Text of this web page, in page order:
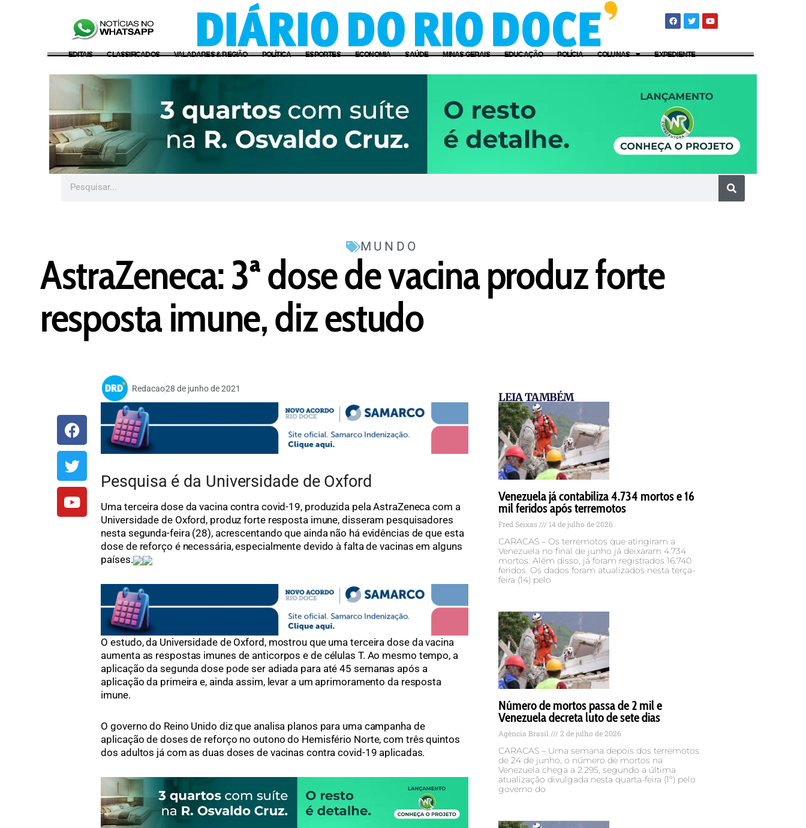
EDITAIS CLASSIFICADOS VALADARES & REGIÃO POLÍTICA ESPORTES ECONOMIA SAÚDE MINAS GERAIS EDUCAÇÃO POLÍCIA COLUNAS EXPEDIENTE
MUNDO
AstraZeneca: 3ª dose de vacina produz forte
resposta imune, diz estudo
Redacao28 de junho de 2021
Pesquisa é da Universidade de Oxford
Uma terceira dose da vacina contra covid-19, produzida pela AstraZeneca com a
Universidade de Oxford, produz forte resposta imune, disseram pesquisadores
nesta segunda-feira (28), acrescentando que ainda não há evidências de que esta
dose de reforço é necessária, especialmente devido à falta de vacinas em alguns
países.
O estudo, da Universidade de Oxford, mostrou que uma terceira dose da vacina
aumenta as respostas imunes de anticorpos e de células T. Ao mesmo tempo, a
aplicação da segunda dose pode ser adiada para até 45 semanas após a
aplicação da primeira e, ainda assim, levar a um aprimoramento da resposta
imune.
O governo do Reino Unido diz que analisa planos para uma campanha de
aplicação de doses de reforço no outono do Hemisfério Norte, com três quintos
dos adultos já com as duas doses de vacinas contra covid-19 aplicadas.
LEIA TAMBÉM
Venezuela já contabiliza 4.734 mortos e 16
mil feridos após terremotos
Fred Seixas 14 de julho de 2026
CARACAS – Os terremotos que atingiram a
Venezuela no final de junho já deixaram 4.734
mortos. Além disso, já foram registrados 16.740
feridos. Os dados foram atualizados nesta terça-
feira (14) pelo
Número de mortos passa de 2 mil e
Venezuela decreta luto de sete dias
Agência Brasil 2 de julho de 2026
CARACAS – Uma semana depois dos terremotos
de 24 de junho, o número de mortos na
Venezuela chega a 2.295, segundo a última
atualização divulgada nesta quarta-feira (1º) pelo
governo do